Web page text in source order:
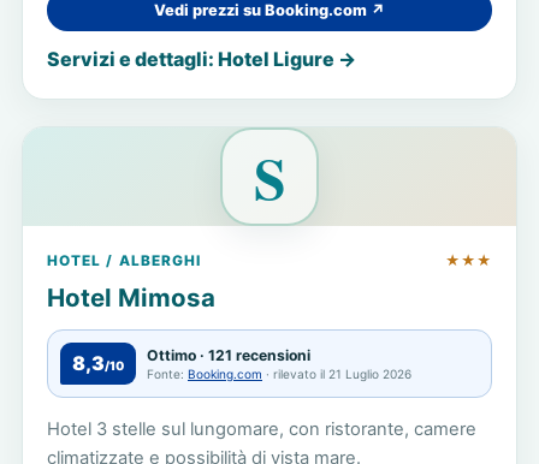
Vedi prezzi su Booking.com ↗
Servizi e dettagli: Hotel Ligure →
S
HOTEL / ALBERGHI ★★★
Hotel Mimosa
8,3/10
Ottimo · 121 recensioni
Fonte: Booking.com · rilevato il 21 Luglio 2026
Hotel 3 stelle sul lungomare, con ristorante, camere
climatizzate e possibilità di vista mare.